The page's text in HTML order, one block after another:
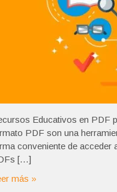
Educativos en PDF
PDF son una
conveniente de acceder
[…]
más »